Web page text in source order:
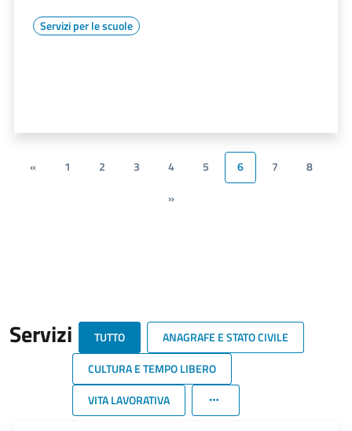
Servizi per le scuole
« 1 2 3 4 5 6 7
8
»
Servizi TUTTO
ANAGRAFE E STATO CIVILE
CULTURA E TEMPO LIBERO
VITA LAVORATIVA